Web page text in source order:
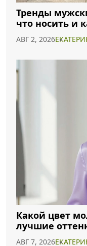
Тренды
что носить и
АВГ 2, 2026
Какой цвет
лучшие
образа
АВГ 7, 2026